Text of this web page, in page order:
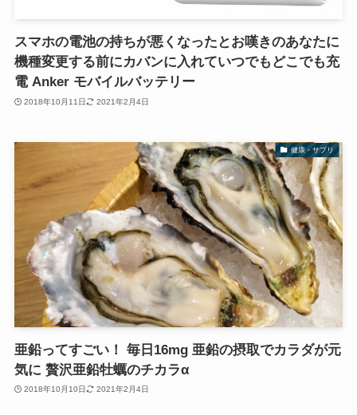
スマホの電池の持ちが悪くなったとお嘆きのあなたに
機種変更する前にカバンに入れていつでもどこでも充
電 Anker モバイルバッテリー
2018年10月11日 2021年2月4日
健康・サプリ
亜鉛ってすごい！ 毎日16mg 亜鉛の摂取でカラダが元
気に 贅沢亜鉛牡蠣のチカラα
2018年10月10日 2021年2月4日